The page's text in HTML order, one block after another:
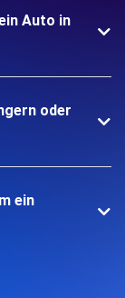
Auto in
oder
ein